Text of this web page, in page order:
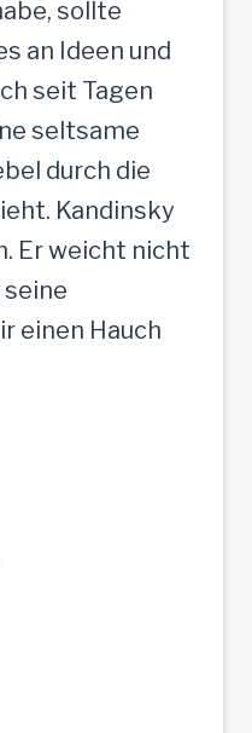
sollte
an Ideen und
seit Tagen
seltsame
durch die
Kandinsky
Er weicht nicht
einen Hauch